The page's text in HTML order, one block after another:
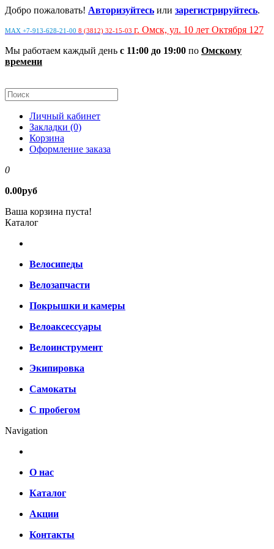
Добро пожаловать! Авторизуйтесь или зарегистрируйтесь.
MAX +7-913-628-21-00 8 (3812) 32-15-03 г. Омск, ул. 10 лет Октября 127
Мы работаем каждый день с 11:00 до 19:00 по Омскому
времени
Личный кабинет
Закладки (0)
Корзина
Оформление заказа
0
0.00руб
Ваша корзина пуста!
Каталог
Велосипеды
Велозапчасти
Покрышки и камеры
Велоаксессуары
Велоинструмент
Экипировка
Самокаты
С пробегом
Navigation
О нас
Каталог
Акции
Контакты